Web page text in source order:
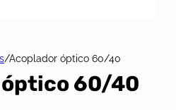
/Acoplador óptico 60/40
60/40